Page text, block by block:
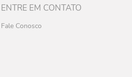
ENTRE EM CONTATO
Fale Conosco